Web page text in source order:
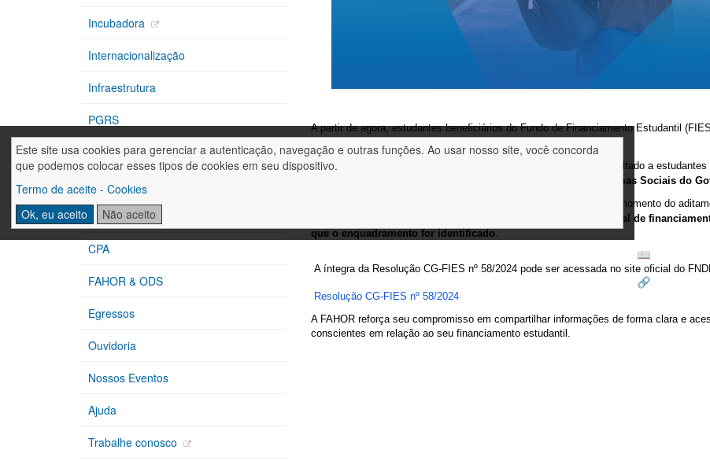
Este site usa cookies para gerenciar a autenticação, navegação e outras funções. Ao usar nosso site, você concorda
que podemos colocar esses tipos de cookies em seu dispositivo.
Termo de aceite - Cookies
Ok, eu aceito
Não aceito
A partir de agora, estudantes beneficiários do Fundo de Financiamento Estudantil
Criado para ampliar o acesso ao ensino superior, o FIES Social é voltado a estudantes
inscritos no Cadastro Único para Programas Sociais do
pelo sistema, no momento do
aumento do percentual de
que o enquadramento for identificado.
A íntegra da Resolução CG-FIES nº 58/2024 pode ser acessada no site oficial do
Resolução CG-FIES nº 58/2024
A FAHOR reforça seu compromisso em compartilhar informações de forma clara e
conscientes em relação ao seu financiamento estudantil.
Incubadora
Internacionalização
Infraestrutura
PGRS
CIPA
Extensão
Núcleos de Apoio
CPA
FAHOR & ODS
Egressos
Ouvidoria
Nossos Eventos
Ajuda
Trabalhe conosco